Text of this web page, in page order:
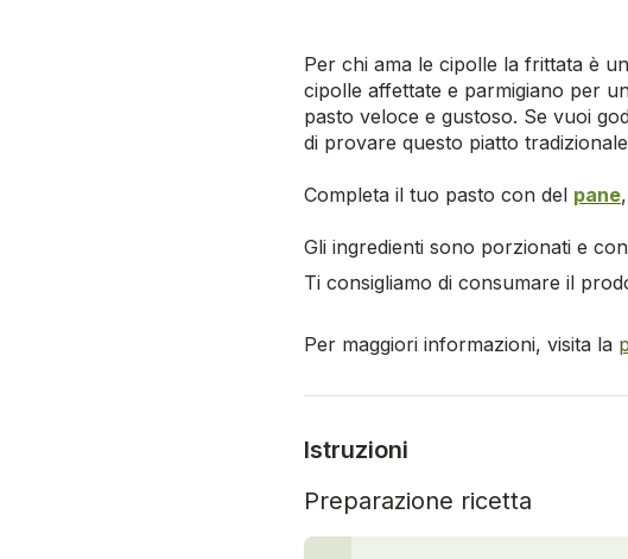
Per chi ama le cipolle la frittata è
cipolle affettate e parmigiano per
pasto veloce e gustoso. Se vuoi
di provare questo piatto
Completa il tuo pasto con del pane
Gli ingredienti sono porzionati e
Ti consigliamo di consumare il
Per maggiori informazioni, visita la
Istruzioni
Preparazione ricetta